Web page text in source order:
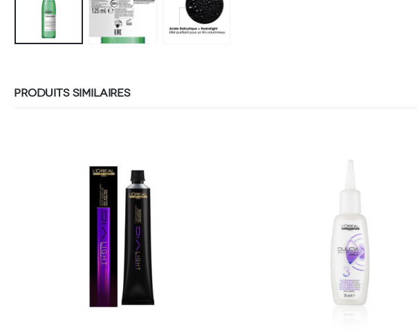
PRODUITS SIMILAIRES